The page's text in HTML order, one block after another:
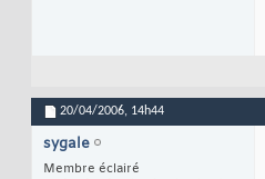
20/04/2006, 14h44
sygale
Membre éclairé